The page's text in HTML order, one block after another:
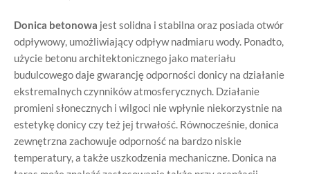
Donica betonowa jest solidna i stabilna oraz posiada otwór
odpływowy, umożliwiający odpływ nadmiaru wody. Ponadto,
użycie betonu architektonicznego jako materiału
budulcowego daje gwarancję odporności donicy na działanie
ekstremalnych czynników atmosferycznych. Działanie
promieni słonecznych i wilgoci nie wpłynie niekorzystnie na
estetykę donicy czy też jej trwałość. Równocześnie, donica
zewnętrzna zachowuje odporność na bardzo niskie
temperatury, a także uszkodzenia mechaniczne. Donica na